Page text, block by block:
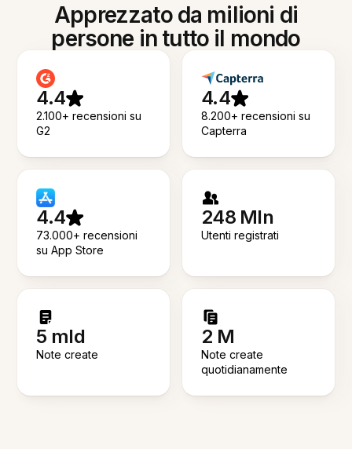
Apprezzato da milioni di
persone in tutto il mondo
4.4
2.100+ recensioni su
G2
4.4
8.200+ recensioni su
Capterra
4.4
73.000+ recensioni
su App Store
248 Mln
Utenti registrati
5 mld
Note create
2 M
Note create
quotidianamente